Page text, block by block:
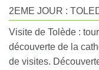
2EME JOUR :
Visite de Tolède :
découverte de la
de visites.